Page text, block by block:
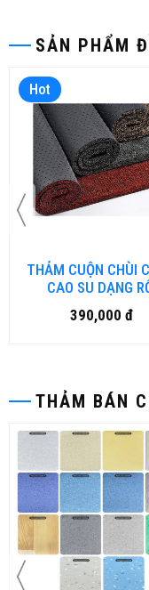
SẢN PHẨM
Hot
THẢM CUỘN CHÙI
CAO SU DẠNG
390,000 đ
THẢM BÁN